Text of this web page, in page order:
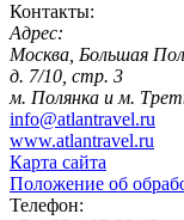
Контакты:
Адрес:
Москва, Большая
д. 7/10, стр. 3
м. Полянка и м.
info@atlantravel.ru
www.atlantravel.ru
Карта сайта
Положение об
Телефон: